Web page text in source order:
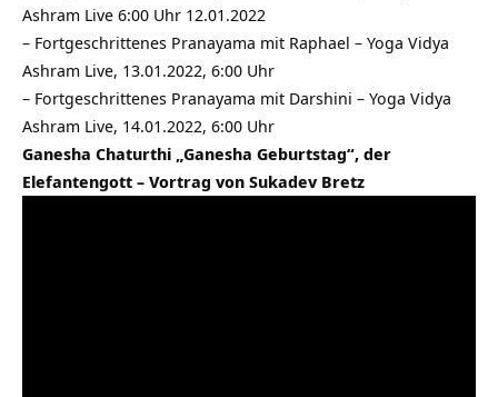
Ashram Live 6:00 Uhr 12.01.2022
– Fortgeschrittenes Pranayama mit Raphael – Yoga Vidya
Ashram Live, 13.01.2022, 6:00 Uhr
– Fortgeschrittenes Pranayama mit Darshini – Yoga Vidya
Ashram Live, 14.01.2022, 6:00 Uhr
Ganesha Chaturthi „Ganesha Geburtstag“, der
Elefantengott – Vortrag von Sukadev Bretz